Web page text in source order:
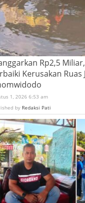
Rp2,5
Kerusakan Ruas
1, 2026 6:53 am
by Redaksi Pati